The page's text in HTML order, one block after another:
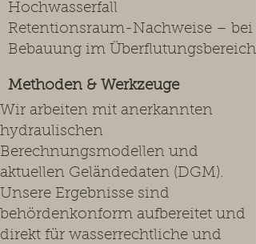
Hochwasserfall
Retentionsraum-Nachweise – bei
Bebauung im Überflutungsbereich
Methoden & Werkzeuge
Wir arbeiten mit anerkannten
hydraulischen
Berechnungsmodellen und
aktuellen Geländedaten (DGM).
Unsere Ergebnisse sind
behördenkonform aufbereitet und
direkt für wasserrechtliche und